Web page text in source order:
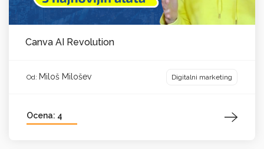
Canva AI Revolution
Od: Miloš Milošev Digitalni marketing
Ocena: 4